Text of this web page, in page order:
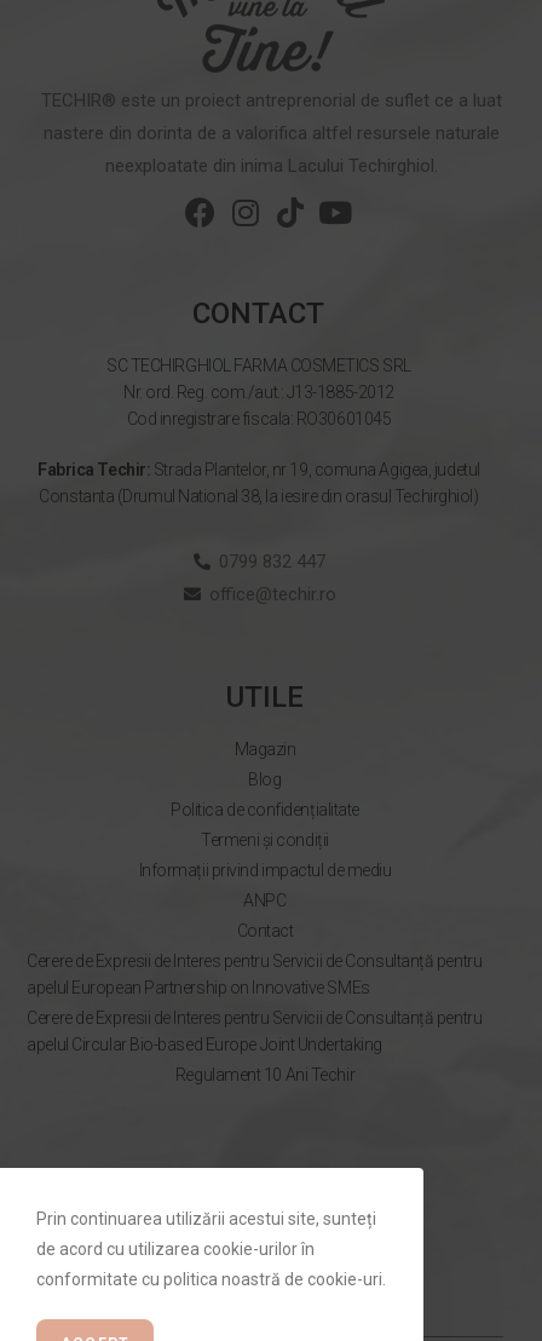
TECHIR® este un proiect antreprenorial de suflet ce a luat
nastere din dorinta de a valorifica altfel resursele naturale
neexploatate din inima Lacului Techirghiol.
CONTACT
SC TECHIRGHIOL FARMA COSMETICS SRL
Nr. ord. Reg. com./aut.: J13-1885-2012
Cod inregistrare fiscala: RO30601045
Fabrica Techir: Strada Plantelor, nr 19, comuna Agigea, judetul
Constanta (Drumul National 38, la iesire din orasul Techirghiol)
0799 832 447
office@techir.ro
UTILE
Magazin
Blog
Politica de confidențialitate
Termeni și condiții
Informații privind impactul de mediu
ANPC
Contact
Cerere de Expresii de Interes pentru Servicii de Consultanță pentru
apelul European Partnership on Innovative SMEs
Cerere de Expresii de Interes pentru Servicii de Consultanță pentru
apelul Circular Bio-based Europe Joint Undertaking
Regulament 10 Ani Techir
Rămâi la curent cu ofertele Techir.ro
Prin continuarea utilizării acestui site, sunteți
de acord cu utilizarea cookie-urilor în
conformitate cu politica noastră de cookie-uri.